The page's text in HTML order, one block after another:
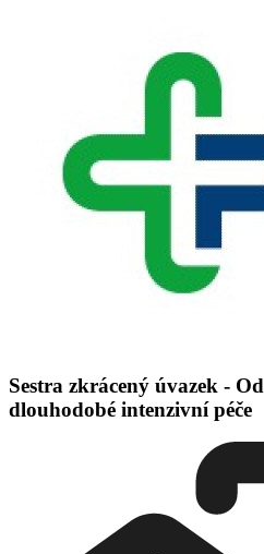
Sestra zkrácený úvazek -
dlouhodobé intenzivní péče